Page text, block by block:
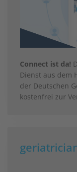
Connect ist da!
Dienst aus dem
der Deutschen
kostenfrei zur